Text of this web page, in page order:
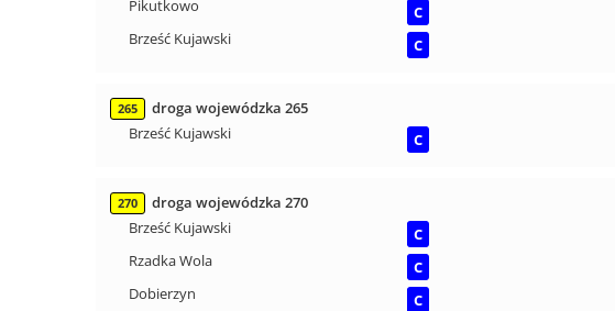
Pikutkowo
C
Brześć Kujawski
C
265
droga wojewódzka 265
Brześć Kujawski
C
270
droga wojewódzka 270
Brześć Kujawski
C
Rzadka Wola
C
Dobierzyn
C